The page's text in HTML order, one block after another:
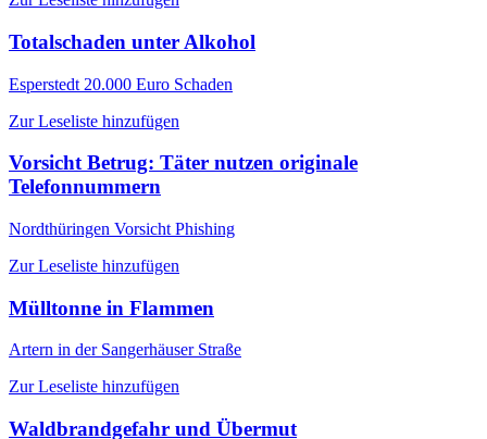
Totalschaden unter Alkohol
Esperstedt 20.000 Euro Schaden
Zur Leseliste hinzufügen
Vorsicht Betrug: Täter nutzen originale
Telefonnummern
Nordthüringen Vorsicht Phishing
Zur Leseliste hinzufügen
Mülltonne in Flammen
Artern in der Sangerhäuser Straße
Zur Leseliste hinzufügen
Waldbrandgefahr und Übermut